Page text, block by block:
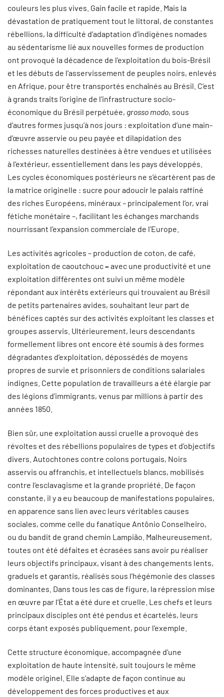
couleurs les plus vives. Gain facile et rapide. Mais la
dévastation de pratiquement tout le littoral, de constantes
rébellions, la difficulté d’adaptation d’indigènes nomades
au sédentarisme lié aux nouvelles formes de production
ont provoqué la décadence de l’exploitation du bois-Brésil
et les débuts de l’asservissement de peuples noirs, enlevés
en Afrique, pour être transportés enchaînés au Brésil. C’est
à grands traits l’origine de l’infrastructure socio-
économique du Brésil perpétuée, grosso modo, sous
d’autres formes jusqu’à nos jours : exploitation d’une main-
d’œuvre asservie ou peu payée et dilapidation des
richesses naturelles destinées à être vendues et utilisées
à l’extérieur, essentiellement dans les pays développés.
Les cycles économiques postérieurs ne s’écartèrent pas de
la matrice originelle : sucre pour adoucir le palais raffiné
des riches Européens, minéraux – principalement l’or, vrai
fétiche monétaire –, facilitant les échanges marchands
nourrissant l’expansion commerciale de l’Europe.
Les activités agricoles – production de coton, de café,
exploitation de caoutchouc–avec une productivité et une
exploitation différentes ont suivi un même modèle
répondant aux intérêts extérieurs qui trouvaient au Brésil
de petits partenaires avides, souhaitant leur part de
bénéfices captés sur des activités exploitant les classes et
groupes asservis. Ultérieurement, leurs descendants
formellement libres ont encore été soumis à des formes
dégradantes d’exploitation, dépossédés de moyens
propres de survie et prisonniers de conditions salariales
indignes. Cette population de travailleurs a été élargie par
des légions d’immigrants, venus par millions à partir des
années 1850.
Bien sûr, une exploitation aussi cruelle a provoqué des
révoltes et des rébellions populaires de types et d’objectifs
divers. Autochtones contre colons portugais, Noirs
asservis ou affranchis, et intellectuels blancs, mobilisés
contre l’esclavagisme et la grande propriété. De façon
constante, il y a eu beaucoup de manifestations populaires,
en apparence sans lien avec leurs véritables causes
sociales, comme celle du fanatique Antônio Conselheiro,
ou du bandit de grand chemin Lampião. Malheureusement,
toutes ont été défaites et écrasées sans avoir pu réaliser
leurs objectifs principaux, visant à des changements lents,
graduels et garantis, réalisés sous l’hégémonie des classes
dominantes. Dans tous les cas de figure, la répression mise
en œuvre par l’État a été dure et cruelle. Les chefs et leurs
principaux disciples ont été pendus et écartelés, leurs
corps étant exposés publiquement, pour l’exemple.
Cette structure économique, accompagnée d’une
exploitation de haute intensité, suit toujours le même
modèle originel. Elle s’adapte de façon continue au
développement des forces productives et aux